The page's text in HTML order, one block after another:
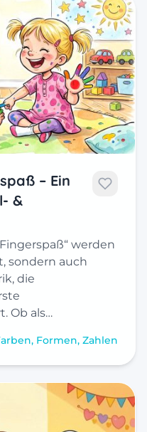
– Ein
&
werden
sondern auch
die
Ob als…
Formen, Zahlen